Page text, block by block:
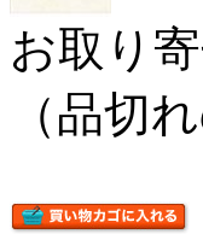
お取り
（品切